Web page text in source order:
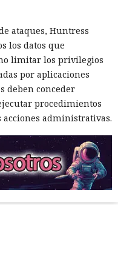
ataques, Huntress
los datos que
limitar los privilegios
por aplicaciones
deben conceder
procedimientos
administrativas.